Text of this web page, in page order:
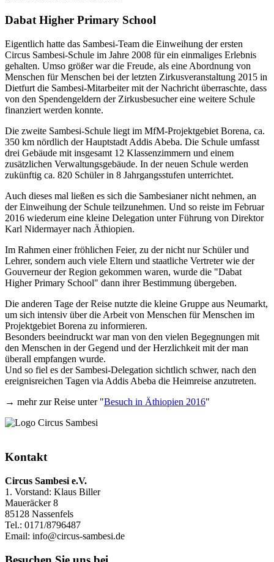
Dabat Higher Primary School
Eigentlich hatte das Sambesi-Team die Einweihung der ersten
Circus Sambesi-Schule im Jahre 2008 für ein einmaliges Erlebnis
gehalten. Umso größer war die Freude, als eine Abordnung von
Menschen für Menschen bei der letzten Zirkusveranstaltung 2015 in
Dietfurt die Sambesi-Mitarbeiter mit der Nachricht überraschte, dass
von den Spendengeldern der Zirkusbesucher eine weitere Schule
finanziert werden konnte.
Die zweite Sambesi-Schule liegt im MfM-Projektgebiet Borena, ca.
350 km nördlich der Hauptstadt Addis Abeba. Die Schule umfasst
drei Gebäude mit insgesamt 12 Klassenzimmern und einem
zusätzlichen Verwaltungsgebäude. In der neuen Schule werden
zukünftig ca. 820 Schüler in 8 Jahrgangsstufen unterrichtet.
Auch dieses mal ließen es sich die Sambesianer nicht nehmen, an
der Einweihung der Schule teilzunehmen. Und so reiste im Februar
2016 wiederum eine kleine Delegation unter Führung von Direktor
Karl Nidermayer nach Äthiopien.
Im Rahmen einer fröhlichen Feier, zu der nicht nur Schüler und
Lehrer, sondern auch viele Eltern und staatliche Vertreter wie der
Gouverneur der Region gekommen waren, wurde die "Dabat
Higher Primary School" dann ihrer Bestimmung übergeben.
Die anderen Tage der Reise nutzte die kleine Gruppe aus Neumarkt,
um sich intensiv über die Arbeit von Menschen für Menschen im
Projektgebiet Borena zu informieren.
Besonders beeindruckt war man von den vielen Begegnungen mit
den Menschen in der Gegend und der Herzlichkeit mit der man
überall empfangen wurde.
Und so fiel es der Sambesi-Delegation sichtlich schwer, nach den
ereignisreichen Tagen via Addis Abeba die Heimreise anzutreten.
→ mehr zur Reise unter "Besuch in Äthiopien 2016"
Kontakt
Circus Sambesi e.V.
1. Vorstand: Klaus Biller
Maueräcker 8
85128 Nassenfels
Tel.: 0171/8796487
Email: info@circus-sambesi.de